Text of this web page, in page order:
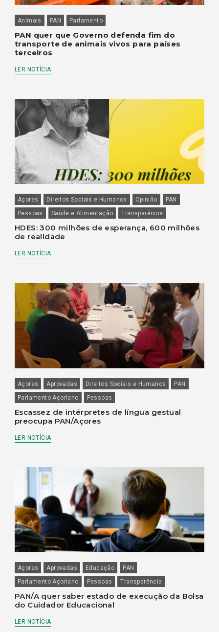
Animais PAN Parlamento
PAN quer que Governo defenda fim do
transporte de animais vivos para países
terceiros
LER NOTÍCIA
Açores Direitos Sociais e Humanos Opinião
PAN
Pessoas
Saúde e Alimentação Transparência
HDES: 300 milhões de esperança, 600 milhões
de realidade
LER NOTÍCIA
Açores Aprovadas Direitos Sociais e Humanos
PAN
Parlamento Açoriano
Pessoas
Escassez de intérpretes de língua gestual
preocupa PAN/Açores
LER NOTÍCIA
Açores Aprovadas Educação
PAN
Parlamento Açoriano
Pessoas Transparência
PAN/A quer saber estado de execução da Bolsa
do Cuidador Educacional
LER NOTÍCIA